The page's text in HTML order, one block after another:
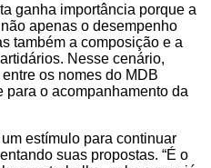
ganha importância porque a
apenas o desempenho
também a composição e a
Nesse cenário,
os nomes do MDB
para o acompanhamento da
estímulo para continuar
suas propostas. “É o